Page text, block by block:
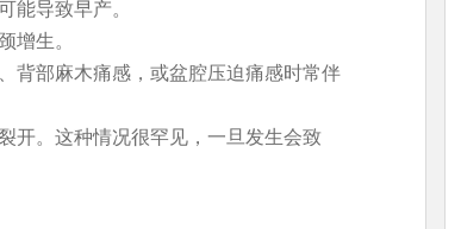
导致早产。
生。
背部麻木痛感，或盆腔压迫痛感时常伴
开。这种情况很罕见，一旦发生会致